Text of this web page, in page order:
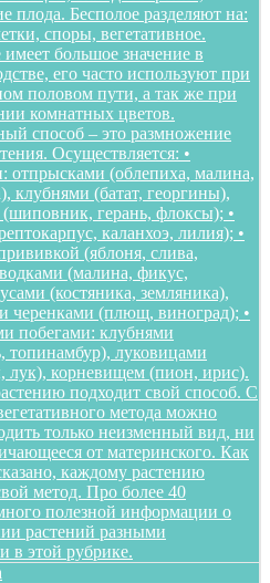
плода. Бесполое разделяют на:
споры, вегетативное.
большое значение в
его часто используют при
половом пути, а так же при
комнатных цветов.
способ – это размножение
Осуществляется: •
отпрысками (облепиха, малина,
клубнями (батат, георгины),
герань, флоксы); •
каланхоэ, лилия); •
(яблоня, слива,
(малина, фикус,
(костяника, земляника),
черенками (плющ, виноград); •
побегами: клубнями
топинамбур), луковицами
лук), корневищем (пион, ирис).
подходит свой способ. С
метода можно
только неизменный вид, ни
от материнского. Как
каждому растению
метод. Про более 40
полезной информации о
растений разными
в этой рубрике.